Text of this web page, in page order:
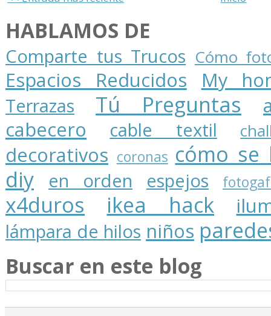
HABLAMOS DE
Comparte tus Trucos Cómo
Espacios Reducidos My
Terrazas Tú Preguntas
cabecero
cable textil
decorativos coronas cómo se
diy
en orden espejos
x4duros ikea hack
lámpara de hilos niños
Buscar en este blog